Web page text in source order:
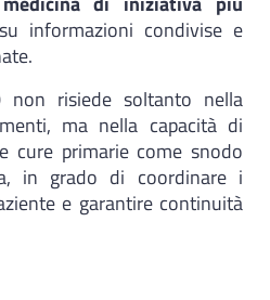
informazioni condivise e
risiede soltanto nella
ma nella capacità di
cure primarie come snodo
in grado di coordinare i
e garantire continuità